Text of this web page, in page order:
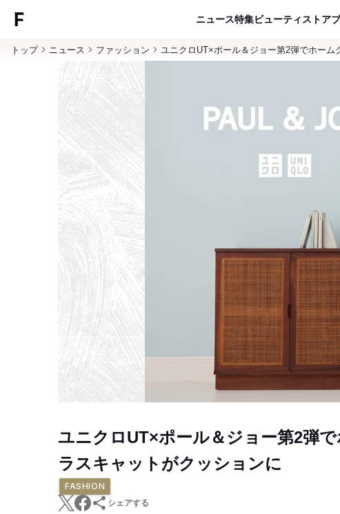
ニュース特集ビューティ ストア
トップ ニュース ファッション ユニクロUT×ポール＆ジョー第2弾でホー
ユニクロUT×ポール＆ジョー第2弾
ラスキャットがクッションに
FASHION
シェアする